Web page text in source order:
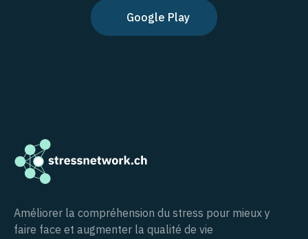
Google Play
Améliorer la compréhension du stress pour mieux y
faire face et augmenter la qualité de vie